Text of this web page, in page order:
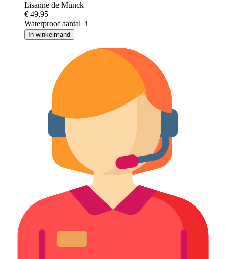
Lisanne de Munck
€ 49,95
Waterproof aantal
In winkelmand